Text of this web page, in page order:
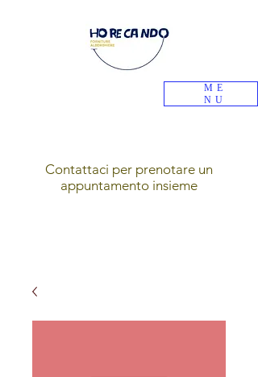
Contattaci per prenotare un
appuntamento insieme
ME
NU